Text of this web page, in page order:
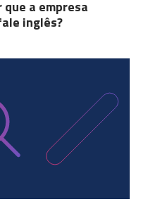
a empresa
inglês?